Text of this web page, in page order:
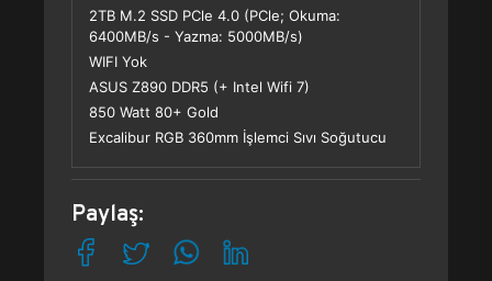
2TB M.2 SSD PCle 4.0 (PCle; Okuma:
6400MB/s - Yazma: 5000MB/s)
WIFI Yok
ASUS Z890 DDR5 (+ Intel Wifi 7)
850 Watt 80+ Gold
Excalibur RGB 360mm İşlemci Sıvı Soğutucu
Paylaş: